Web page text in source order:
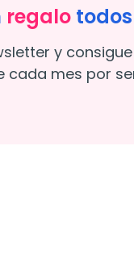
regalo
y
cada mes por